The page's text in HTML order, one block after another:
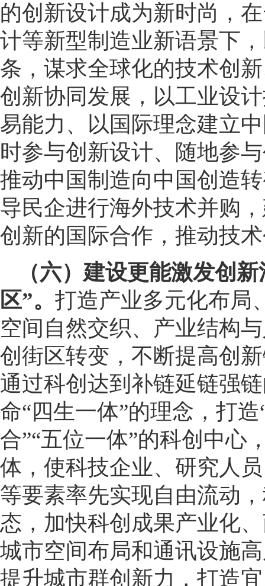
的创新设计成为新时尚，
计等新型制造业新语景下
条，谋求全球化的技术创
创新协同发展，以工业设
易能力、以国际理念建立
时参与创新设计、随地参
推动中国制造向中国创造
导民企进行海外技术并购
创新的国际合作，推动技
（六）建设更能激发创
区”。 打造产业多元化布局
空间自然交织、产业结构
创街区转变，不断提高创
通过科创达到补链延链强
命“四生一体”的理念，打
合”“五位一体”的科创中心
体，使科技企业、研究人
等要素率先实现自由流动
态，加快科创成果产业化
城市空间布局和通讯设施
提升城市群创新力，打造